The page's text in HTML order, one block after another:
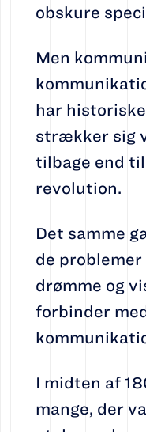
obskure
Men
har
strækker sig
tilbage end
revolution.
Det samme
de
drømme og
forbinder
I midten af
mange, der